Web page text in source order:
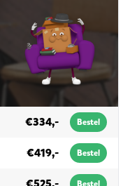
€334,- Bestel
€419,- Bestel